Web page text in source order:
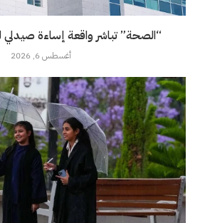
“الصحة” تباشر واقعة إساءة
أغسطس 6, 2026